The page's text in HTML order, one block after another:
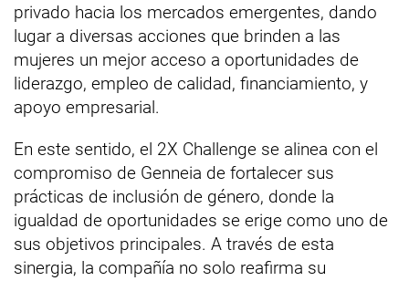
privado hacia los mercados emergentes, dando
lugar a diversas acciones que brinden a las
mujeres un mejor acceso a oportunidades de
liderazgo, empleo de calidad, financiamiento, y
apoyo empresarial.
En este sentido, el 2X Challenge se alinea con el
compromiso de Genneia de fortalecer sus
prácticas de inclusión de género, donde la
igualdad de oportunidades se erige como uno de
sus objetivos principales. A través de esta
sinergia, la compañía no solo reafirma su